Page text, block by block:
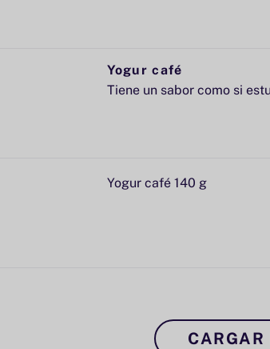
Yogur café
Tiene un sabor como si
Yogur café 140 g
CARGAR